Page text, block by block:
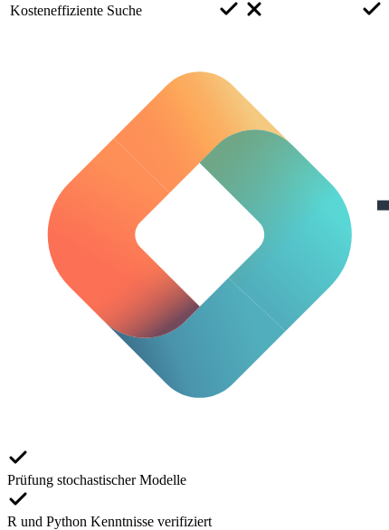
Kosteneffiziente Suche
Prüfung stochastischer Modelle
R und Python Kenntnisse verifiziert